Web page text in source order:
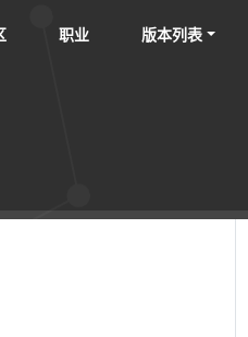
职业 版本列表